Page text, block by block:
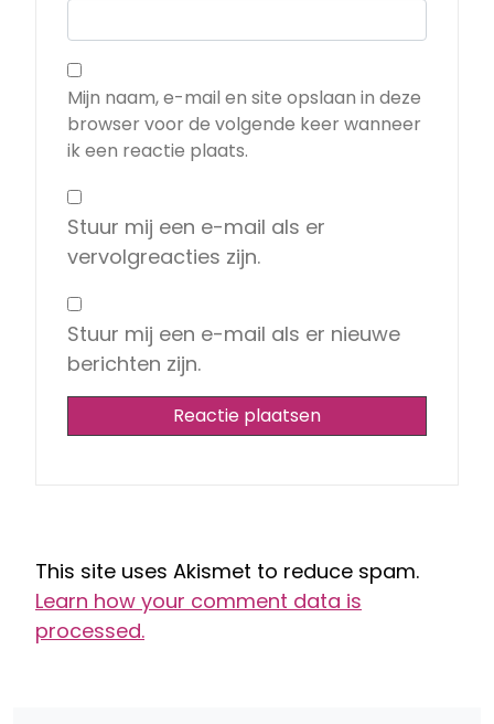
Mijn naam, e-mail en site opslaan in deze
browser voor de volgende keer wanneer
ik een reactie plaats.
Stuur mij een e-mail als er
vervolgreacties zijn.
Stuur mij een e-mail als er nieuwe
berichten zijn.
This site uses Akismet to reduce spam.
Learn how your comment data is
processed.